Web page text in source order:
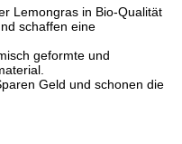
Lemongras in Bio-Qualität
schaffen eine
geformte und
Geld und schonen die